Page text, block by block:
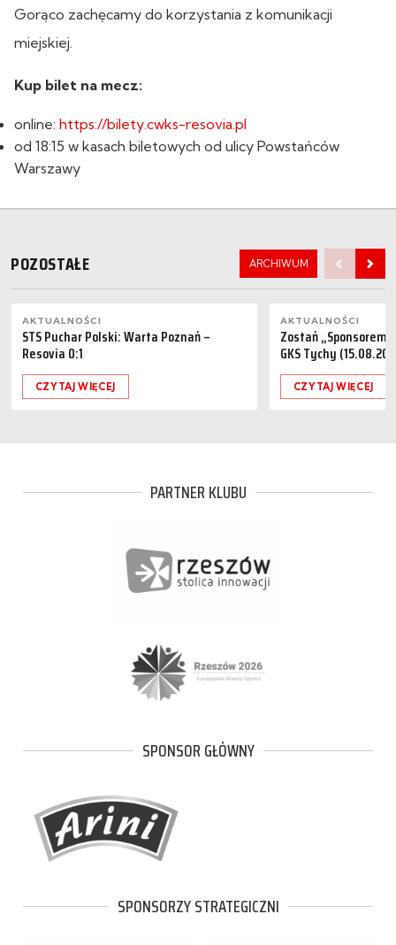
Gorąco zachęcamy do korzystania z komunikacji
miejskiej.
Kup bilet na mecz:
online: https://bilety.cwks-resovia.pl
od 18:15 w kasach biletowych od ulicy Powstańców
Warszawy
POZOSTAŁE ARCHIWUM
AKTUALNOŚCI
STS Puchar Polski: Warta Poznań –
Resovia 0:1
CZYTAJ WIĘCEJ
AKTUALNOŚCI
Zostań „Sponsorem
GKS Tychy
CZYTAJ WIĘCEJ
PARTNER KLUBU
SPONSOR GŁÓWNY
SPONSORZY STRATEGICZNI